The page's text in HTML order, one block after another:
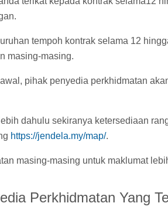
tempoh kontrak selama 12
masing-masing.
pihak penyedia perkhidmatan
dahulu sekiranya ketersediaan
https://jendela.my/map/.
masing-masing untuk maklumat
Perkhidmatan Yang